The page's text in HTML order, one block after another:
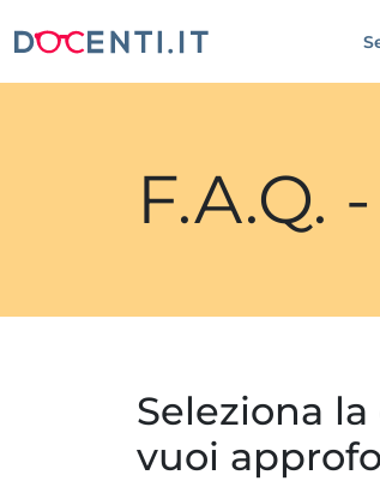
F.A.Q.
Seleziona
vuoi